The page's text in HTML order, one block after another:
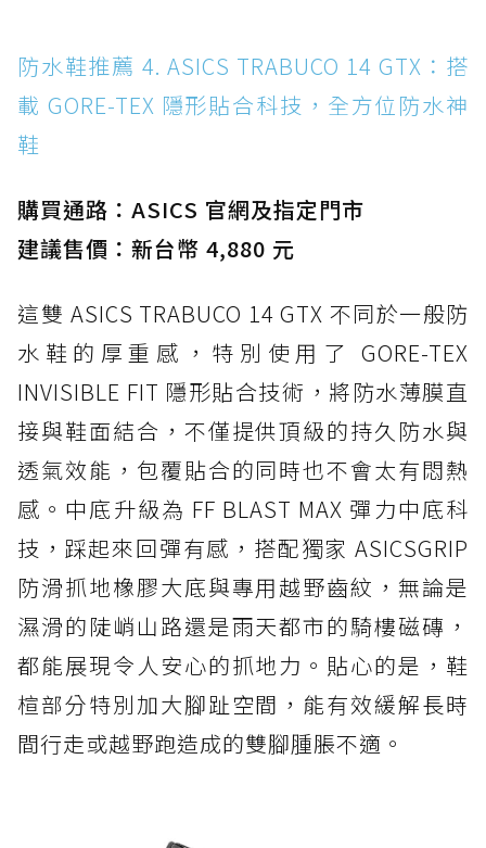
防水鞋推薦 4. ASICS TRABUCO 14 GTX：搭
載 GORE-TEX 隱形貼合科技，全方位防水神
鞋
購買通路：ASICS 官網及指定門市
建議售價：新台幣 4,880 元
這雙 ASICS TRABUCO 14 GTX 不同於一般防
水鞋的厚重感，特別使用了 GORE-TEX
INVISIBLE FIT 隱形貼合技術，將防水薄膜直
接與鞋面結合，不僅提供頂級的持久防水與
透氣效能，包覆貼合的同時也不會太有悶熱
感。中底升級為 FF BLAST MAX 彈力中底科
技，踩起來回彈有感，搭配獨家 ASICSGRIP
防滑抓地橡膠大底與專用越野齒紋，無論是
濕滑的陡峭山路還是雨天都市的騎樓磁磚，
都能展現令人安心的抓地力。貼心的是，鞋
楦部分特別加大腳趾空間，能有效緩解長時
間行走或越野跑造成的雙腳腫脹不適。